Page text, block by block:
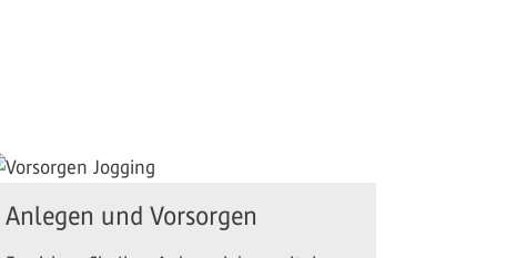
Anlegen und Vorsorgen